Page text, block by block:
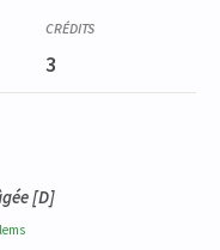
3
[D]